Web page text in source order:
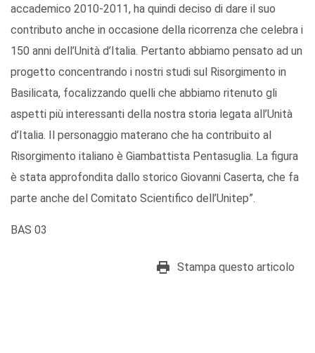
accademico 2010-2011, ha quindi deciso di dare il suo
contributo anche in occasione della ricorrenza che celebra i
150 anni dell’Unità d’Italia. Pertanto abbiamo pensato ad un
progetto concentrando i nostri studi sul Risorgimento in
Basilicata, focalizzando quelli che abbiamo ritenuto gli
aspetti più interessanti della nostra storia legata all’Unità
d’Italia. Il personaggio materano che ha contribuito al
Risorgimento italiano è Giambattista Pentasuglia. La figura
è stata approfondita dallo storico Giovanni Caserta, che fa
parte anche del Comitato Scientifico dell’Unitep”.
BAS 03
Stampa questo articolo